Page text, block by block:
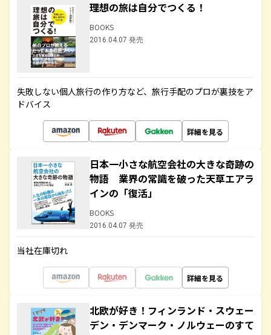
理想の旅は自分でつくる！
BOOKS
2016.04.07 発売
失敗しない個人旅行の作り方など、旅行手配のプロが裏技をア
ドバイス
詳細を見る
日本一小さな航空会社の大きな奇跡の
物語 業界の常識を破った天草エアラ
インの「復活」
BOOKS
2016.04.07 発売
当社在庫切れ
詳細を見る
北欧が好き！フィンランド・スウェー
デン・デンマーク・ノルウェーのすて